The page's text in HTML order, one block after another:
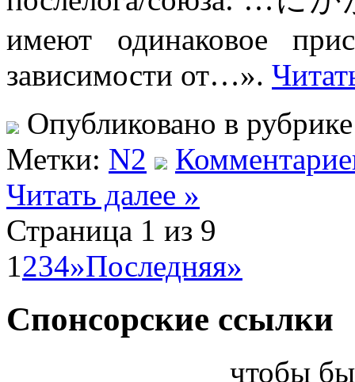
имеют одинаковое
зависимости от…».
Опубликовано в
Метки: N2
Читать далее »
Страница 1 из 9
1234»Последняя»
Спонсорские ссылки
чтобы